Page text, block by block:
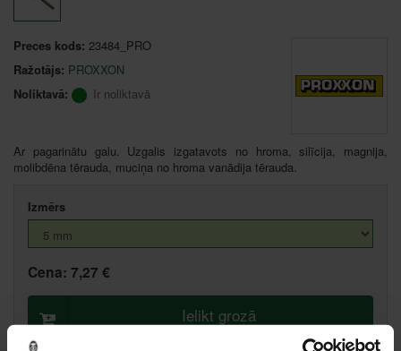
Preces kods: 23484_PRO
Ražotājs: PROXXON
Noliktavā:
Ir noliktavā
Ar pagarinātu galu. Uzgalis izgatavots no hroma, silīcija, magnija,
molibdēna tērauda, muciņa no hroma vanādija tērauda.
Izmērs
Cena: 7,27 €
Ielikt grozā